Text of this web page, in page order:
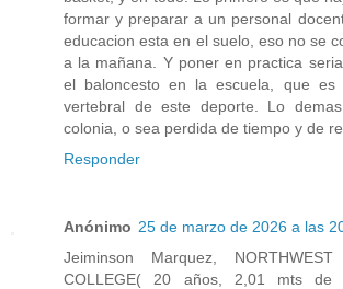
formar y preparar a un personal
educacion esta en el suelo, eso no se
a la mañana. Y poner en practica
el baloncesto en la escuela, que es
vertebral de este deporte. Lo
colonia, o sea perdida de tiempo y de
Responder
Anónimo 25 de marzo de 2026 a las
Jeiminson Marquez,
COLLEGE( 20 años, 2,01 mts de